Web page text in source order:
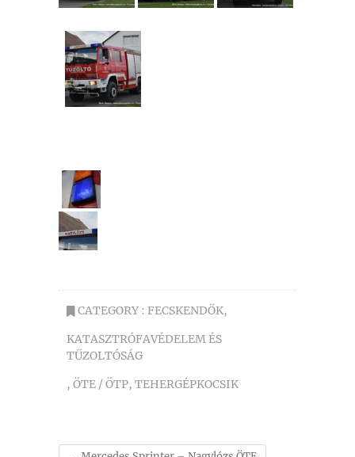
CATEGORY : FECSKENDŐK,
KATASZTRÓFAVÉDELEM ÉS
TŰZOLTÓSÁG
, ÖTE / ÖTP, TEHERGÉPKOCSIK